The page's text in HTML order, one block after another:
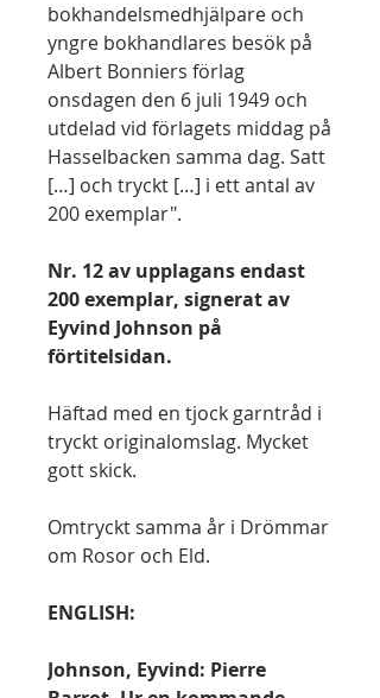
bokhandelsmedhjälpare och
yngre bokhandlares besök på
Albert Bonniers förlag
onsdagen den 6 juli 1949 och
utdelad vid förlagets middag på
Hasselbacken samma dag. Satt
[…] och tryckt […] i ett antal av
200 exemplar".
Nr. 12 av upplagans endast
200 exemplar, signerat av
Eyvind Johnson på
förtitelsidan.
Häftad med en tjock garntråd i
tryckt originalomslag. Mycket
gott skick.
Omtryckt samma år i Drömmar
om Rosor och Eld.
ENGLISH:
Johnson, Eyvind: Pierre